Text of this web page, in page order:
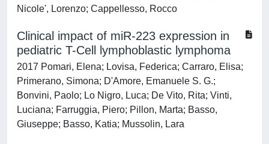
Nicole', Lorenzo; Cappellesso, Rocco
Clinical impact of miR-223 expression in
pediatric T-Cell lymphoblastic lymphoma
2017 Pomari, Elena; Lovisa, Federica; Carraro, Elisa;
Primerano, Simona; D'Amore, Emanuele S. G.;
Bonvini, Paolo; Lo Nigro, Luca; De Vito, Rita; Vinti,
Luciana; Farruggia, Piero; Pillon, Marta; Basso,
Giuseppe; Basso, Katia; Mussolin, Lara